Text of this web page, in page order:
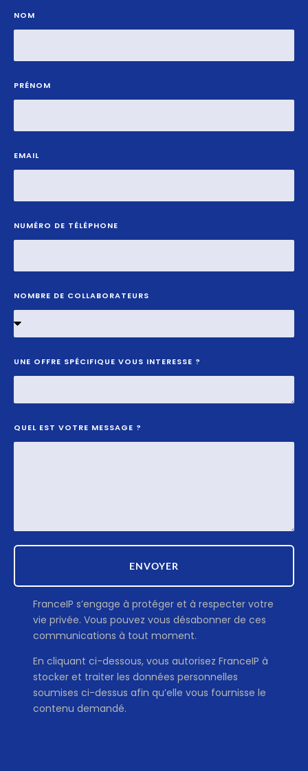
NOM
PRÉNOM
EMAIL
NUMÉRO DE TÉLÉPHONE
NOMBRE DE COLLABORATEURS
UNE OFFRE SPÉCIFIQUE VOUS INTERESSE ?
QUEL EST VOTRE MESSAGE ?
ENVOYER
Alternative:
FranceIP s’engage à protéger et à respecter votre
vie privée. Vous pouvez vous désabonner de ces
communications à tout moment.
En cliquant ci-dessous, vous autorisez FranceIP à
stocker et traiter les données personnelles
soumises ci-dessus afin qu’elle vous fournisse le
contenu demandé.